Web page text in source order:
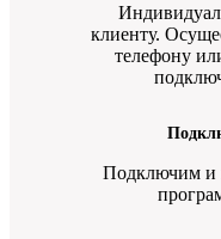
клиенту.
телефону
Подключим и